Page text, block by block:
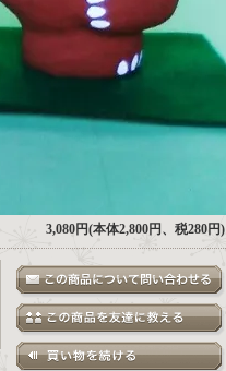
3,080円(本体2,800円、税280円)